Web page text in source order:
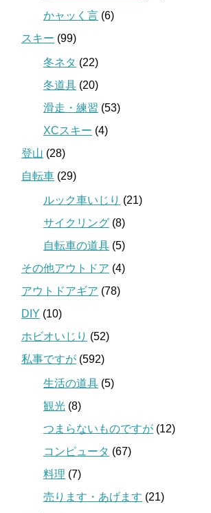
かャッく言 (6)
スキー (99)
冬ネタ (22)
冬道具 (20)
滑走・練習 (53)
XCスキー (4)
登山 (28)
自転車 (29)
ルック車いじり (21)
サイクリング (8)
自転車の道具 (5)
その他アウトドア (4)
アウトドアギア (78)
DIY (10)
ホビオいじり (52)
私事ですが (592)
生活の道具 (5)
観光 (8)
つまらないものですが (12)
コンピュータ (67)
料理 (7)
売ります・あげます (21)